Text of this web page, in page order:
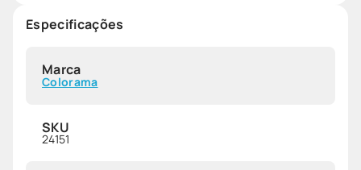
Especificações
Marca
Colorama
SKU
24151